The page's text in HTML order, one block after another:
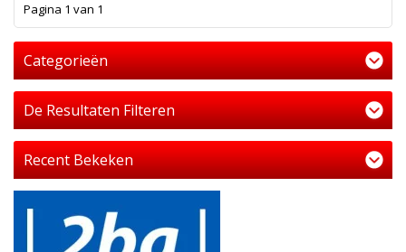
Pagina 1 van 1
Categorieën
De Resultaten Filteren
Recent Bekeken